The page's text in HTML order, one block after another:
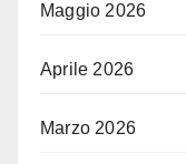
Maggio 2026
Aprile 2026
Marzo 2026